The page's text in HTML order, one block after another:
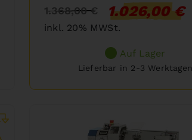
1.368,00 € 1.026,00 €
inkl. 20% MWSt.
Auf Lager
Lieferbar in 2-3 Werktagen